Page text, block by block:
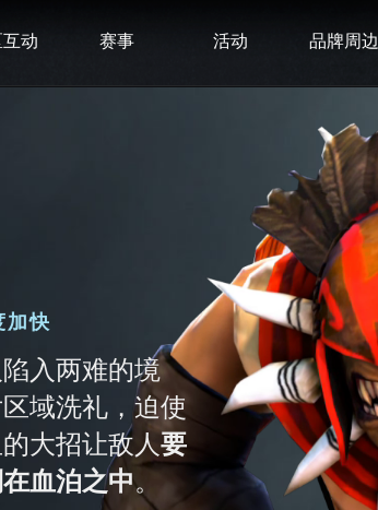
动 赛事 活动 品牌周边
加快
入两难的境
域洗礼，迫使
大招让敌人要
血泊之中。